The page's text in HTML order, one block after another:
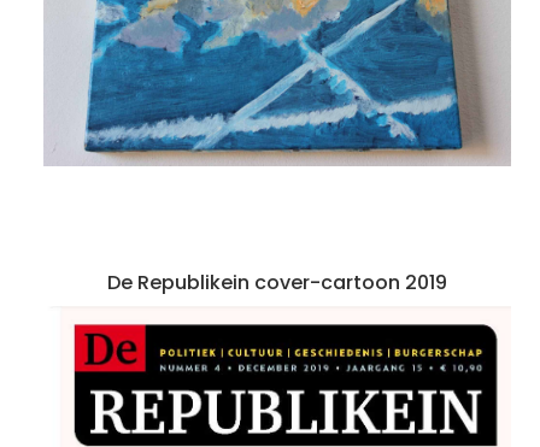
De Republikein cover-cartoon 2019